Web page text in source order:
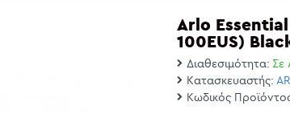
Arlo
100EUS)
Διαθεσιμότητα: Σε
Κατασκευαστής:
Κωδικός